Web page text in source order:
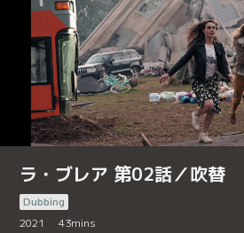
ラ・ブレア 第02話／吹替
Dubbing
2021
43mins